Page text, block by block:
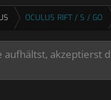
OCULUS RIFT / S / GO
akzeptierst